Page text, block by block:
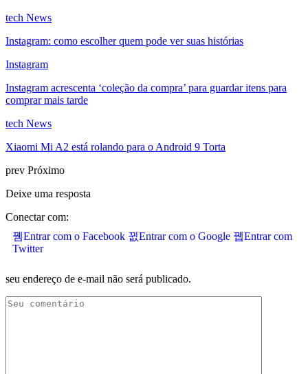
tech News
Instagram: como escolher quem pode ver suas histórias
Instagram
Instagram acrescenta ‘coleção da compra’ para guardar itens para
comprar mais tarde
tech News
Xiaomi Mi A2 está rolando para o Android 9 Torta
prev Próximo
Deixe uma resposta
Conectar com:
Entrar com o Facebook
Entrar com o Google
Entrar com
Twitter
seu endereço de e-mail não será publicado.